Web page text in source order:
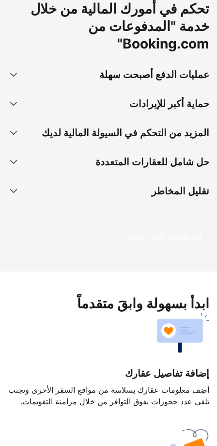
تحكم في أمورك المالية من خلال
خدمة "المدفوعات من
Booking.com"
عمليات الدفع أصبحت سهلة
حماية أكبر للإيرادات
المزيد من التحكم في السيولة المالية لديك
حل شامل للعقارات المتعددة
تقليل المخاطر
ابدأ بتحقيق الأرباح اليوم
ابدأ بسهولة وابقَ متقدماً
إضافة تفاصيل عقارك
أضِف معلومات عقارك بسلاسة من مواقع السفر الأخرى وتجنب
تلقي عدد حجوزات يفوق التوافر من خلال مزامنة التقويمات.